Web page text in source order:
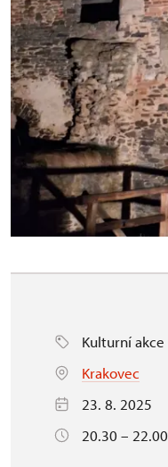
Kulturní akce
Krakovec
23. 8. 2025
20.30 – 22.00